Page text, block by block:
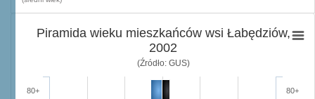
Piramida wieku mieszkańców wsi Łabędziów,
2002
(Źródło: GUS)
80+ 80+